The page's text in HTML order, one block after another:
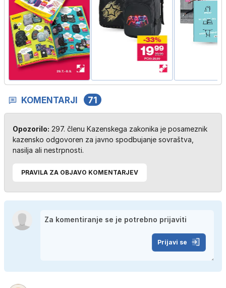
KOMENTARJI 71
Opozorilo: 297. členu Kazenskega zakonika je posameznik
kazensko odgovoren za javno spodbujanje sovraštva,
nasilja ali nestrpnosti.
PRAVILA ZA OBJAVO KOMENTARJEV
Prijavi se